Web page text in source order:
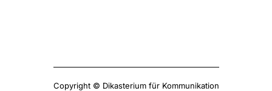
Copyright © Dikasterium für Kommunikation